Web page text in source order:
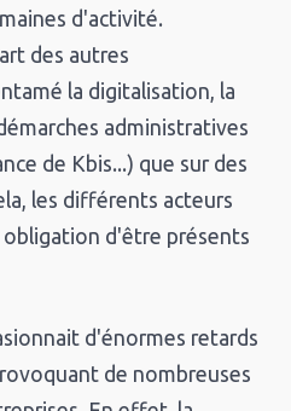
d'activité.
des autres
la digitalisation, la
administratives
de Kbis...) que sur des
les différents acteurs
d'être présents
d'énormes retards
de nombreuses